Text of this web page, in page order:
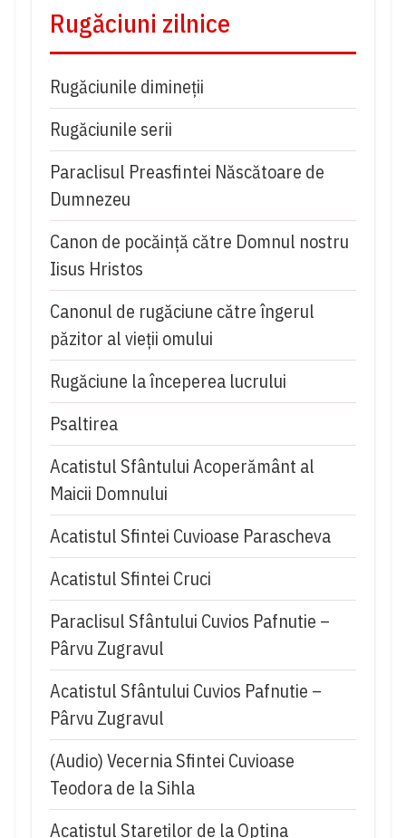
Rugăciuni zilnice
Rugăciunile dimineții
Rugăciunile serii
Paraclisul Preasfintei Născătoare de
Dumnezeu
Canon de pocăință către Domnul nostru
Iisus Hristos
Canonul de rugăciune către îngerul
păzitor al vieții omului
Rugăciune la începerea lucrului
Psaltirea
Acatistul Sfântului Acoperământ al
Maicii Domnului
Acatistul Sfintei Cuvioase Parascheva
Acatistul Sfintei Cruci
Paraclisul Sfântului Cuvios Pafnutie –
Pârvu Zugravul
Acatistul Sfântului Cuvios Pafnutie –
Pârvu Zugravul
(Audio) Vecernia Sfintei Cuvioase
Teodora de la Sihla
Acatistul Stareţilor de la Optina